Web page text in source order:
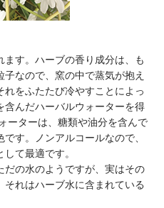
す。ハーブの香り成分は、も
なので、窯の中で蒸気が抱え
をふたたび冷やすことによっ
含んだハーバルウォーターを得
ーターは、糖類や油分を含んで
す。ノンアルコールなので、
て最適です。
の水のようですが、実はその
れはハーブ水に含まれている